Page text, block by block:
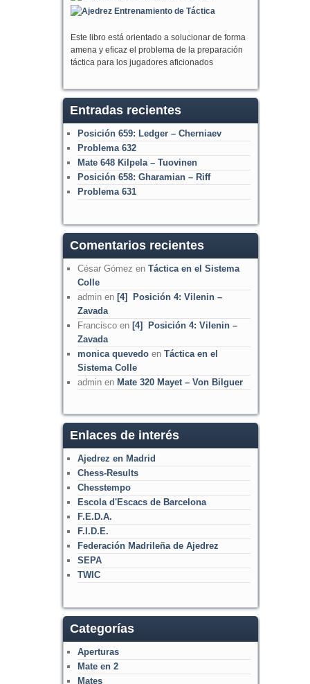
Este libro está orientado a solucionar de forma
amena y eficaz el problema de la preparación
táctica para los jugadores aficionados
Entradas recientes
Posición 659: Ledger – Cherniaev
Problema 632
Mate 648 Kilpela – Tuovinen
Posición 658: Gharamian – Riff
Problema 631
Comentarios recientes
César Gómez en Táctica en el Sistema
Colle
adminen [4] Posición 4: Vilenin –
Zavada
Franciscoen [4] Posición 4: Vilenin –
Zavada
monica quevedoen Táctica en el
Sistema Colle
adminen Mate 320 Mayet – Von Bilguer
Enlaces de interés
Ajedrez en Madrid
Chess-Results
Chesstempo
Escola d'Escacs de Barcelona
F.E.D.A.
F.I.D.E.
Federación Madrileña de Ajedrez
SEPA
TWIC
Categorías
Aperturas
Mate en 2
Mates